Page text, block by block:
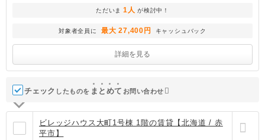
ただいま 1人 が検討中！
対象者全員に 最大 27,400円 キャッシュバック
詳細を見る
チェック したものを ま と めて お問い合わせ
ビレッジハウス大町1号棟 1階の賃貸【北海道 / 赤
平市】